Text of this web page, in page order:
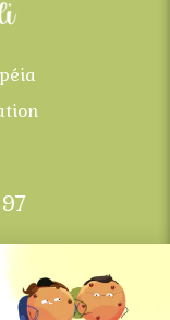
alentours